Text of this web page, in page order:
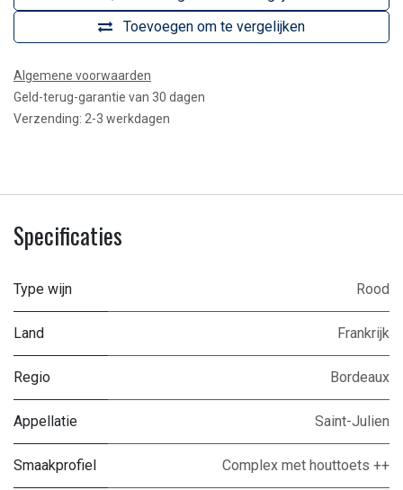
Toevoegen om te vergelijken
Algemene voorwaarden
Geld-terug-garantie van 30 dagen
Verzending: 2-3 werkdagen
Specificaties
Type wijn Rood
Land Frankrijk
Regio Bordeaux
Appellatie Saint-Julien
Smaakprofiel Complex met houttoets ++